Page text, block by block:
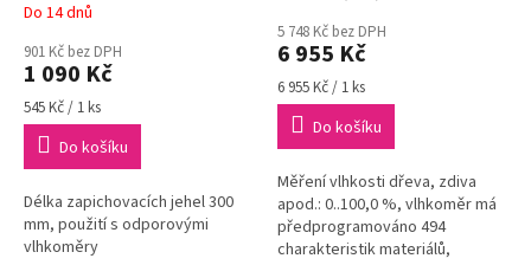
Do 14 dnů
901 Kč bez DPH
1 090 Kč
Měrná
cena:
545 Kč / 1 ks
Do košíku
Délka zapichovacích jehel 300
mm, použití s odporovými
vlhkoměry
hodnocení
produktu
je
5,0
z
hvězdiček.
5 748 Kč bez DPH
6 955 Kč
Měrná
cena:
6 955 Kč / 1 ks
Do košíku
Měření vlhkosti dřeva, zdiva
apod.: 0..100,0 %, vlhkoměr má
předprogramováno 494
charakteristik materiálů,